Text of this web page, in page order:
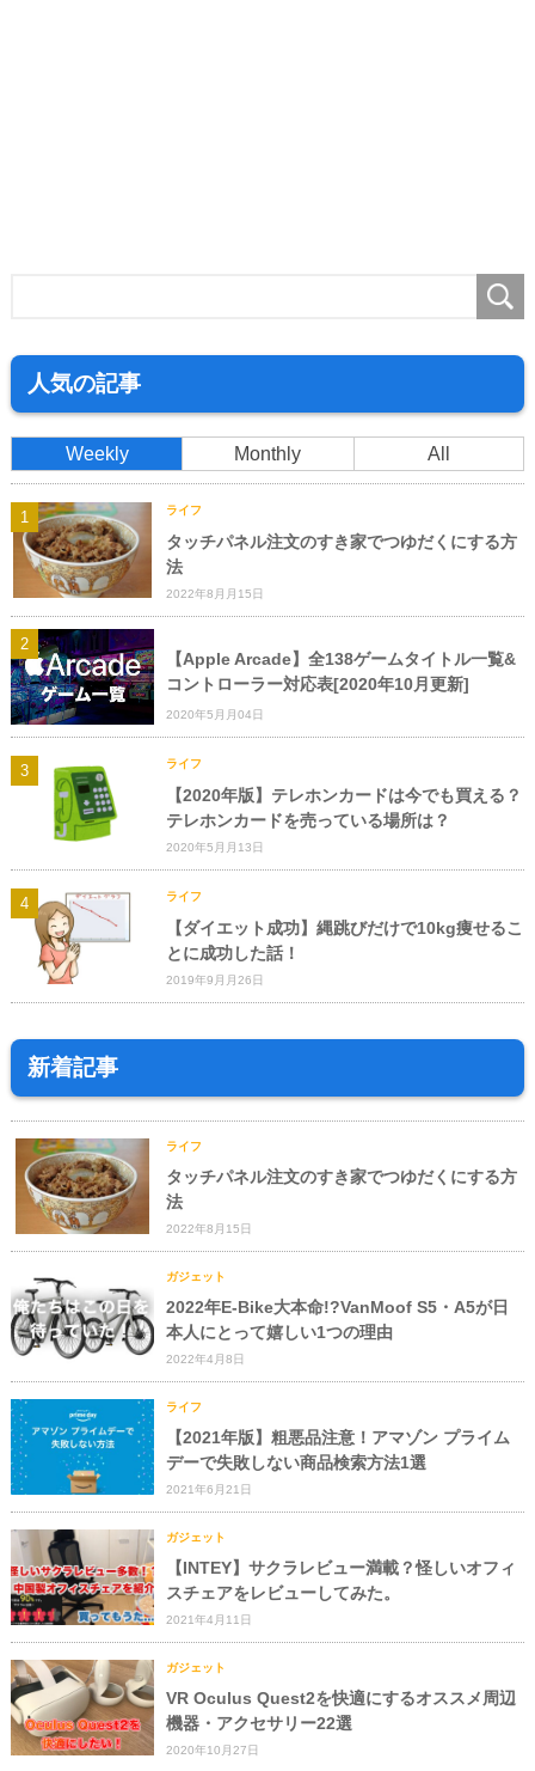
人気の記事
Weekly Monthly All
ライフ
タッチパネル注文のすき家でつゆだくにする方
法
2022年8月月15日
【Apple Arcade】全138ゲームタイトル一覧&
コントローラー対応表[2020年10月更新]
2020年5月月04日
ライフ
【2020年版】テレホンカードは今でも買える？
テレホンカードを売っている場所は？
2020年5月月13日
ライフ
【ダイエット成功】縄跳びだけで10kg痩せるこ
とに成功した話！
2019年9月月26日
新着記事
ライフ
タッチパネル注文のすき家でつゆだくにする方
法
2022年8月15日
ガジェット
2022年E-Bike大本命!?VanMoof S5・A5が日
本人にとって嬉しい1つの理由
2022年4月8日
ライフ
【2021年版】粗悪品注意！アマゾン プライム
デーで失敗しない商品検索方法1選
2021年6月21日
ガジェット
【INTEY】サクラレビュー満載？怪しいオフィ
スチェアをレビューしてみた。
2021年4月11日
ガジェット
VR Oculus Quest2を快適にするオススメ周辺
機器・アクセサリー22選
2020年10月27日